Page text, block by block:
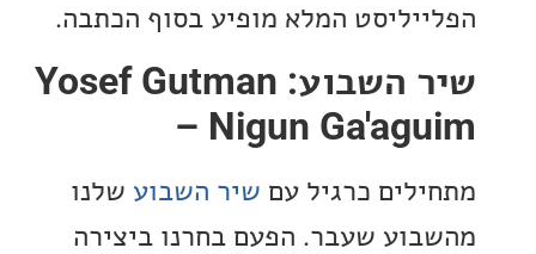
המלא מופיע בסוף הכתבה.
שיר השבוע: Yosef Gutman
– Nigun
כרגיל עםשיר השבועשלנו
שעבר. הפעם בחרנו ביצירה